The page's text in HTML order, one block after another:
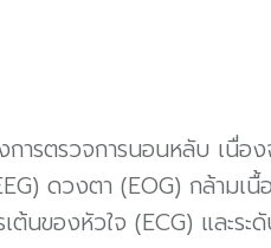
การตรวจการนอนหลับ เนื่
ดวงตา (EOG) กล้ามเนื้อ
นของหัวใจ (ECG) และระ